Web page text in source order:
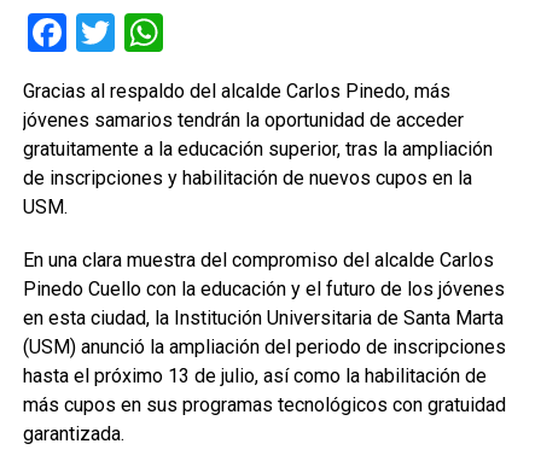
Facebook
TwitterWhatsApp
Gracias al respaldo del alcalde Carlos Pinedo, más
jóvenes samarios tendrán la oportunidad de acceder
gratuitamente a la educación superior, tras la ampliación
de inscripciones y habilitación de nuevos cupos en la
USM.
En una clara muestra del compromiso del alcalde Carlos
Pinedo Cuello con la educación y el futuro de los jóvenes
en esta ciudad, la Institución Universitaria de Santa Marta
(USM) anunció la ampliación del periodo de inscripciones
hasta el próximo 13 de julio, así como la habilitación de
más cupos en sus programas tecnológicos con gratuidad
garantizada.